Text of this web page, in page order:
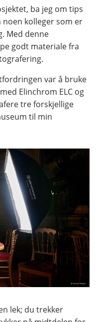
ba jeg om tips
kolleger som er
Med denne
godt materiale fra
var å bruke
Elinchrom ELC og
tre forskjellige
til min
lek; du trekker